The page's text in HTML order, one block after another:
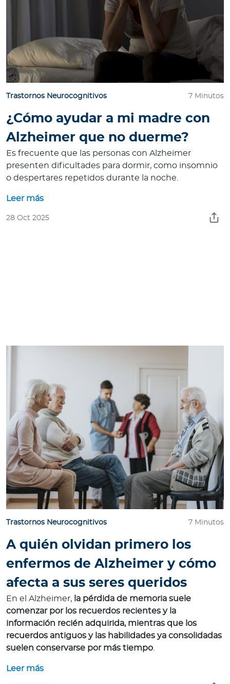
Trastornos Neurocognitivos 7 Minutos
¿Cómo ayudar a mi madre con
Alzheimer que no duerme?
Es frecuente que las personas con Alzheimer
presenten dificultades para dormir, como insomnio
o despertares repetidos durante la noche.
Leer más
28 Oct 2025
Trastornos Neurocognitivos 7 Minutos
A quién olvidan primero los
enfermos de Alzheimer y cómo
afecta a sus seres queridos
En el Alzheimer, la pérdida de memoria suele
comenzar por los recuerdos recientes y la
información recién adquirida, mientras que los
recuerdos antiguos y las habilidades ya consolidadas
suelen conservarse por más tiempo.
Leer más